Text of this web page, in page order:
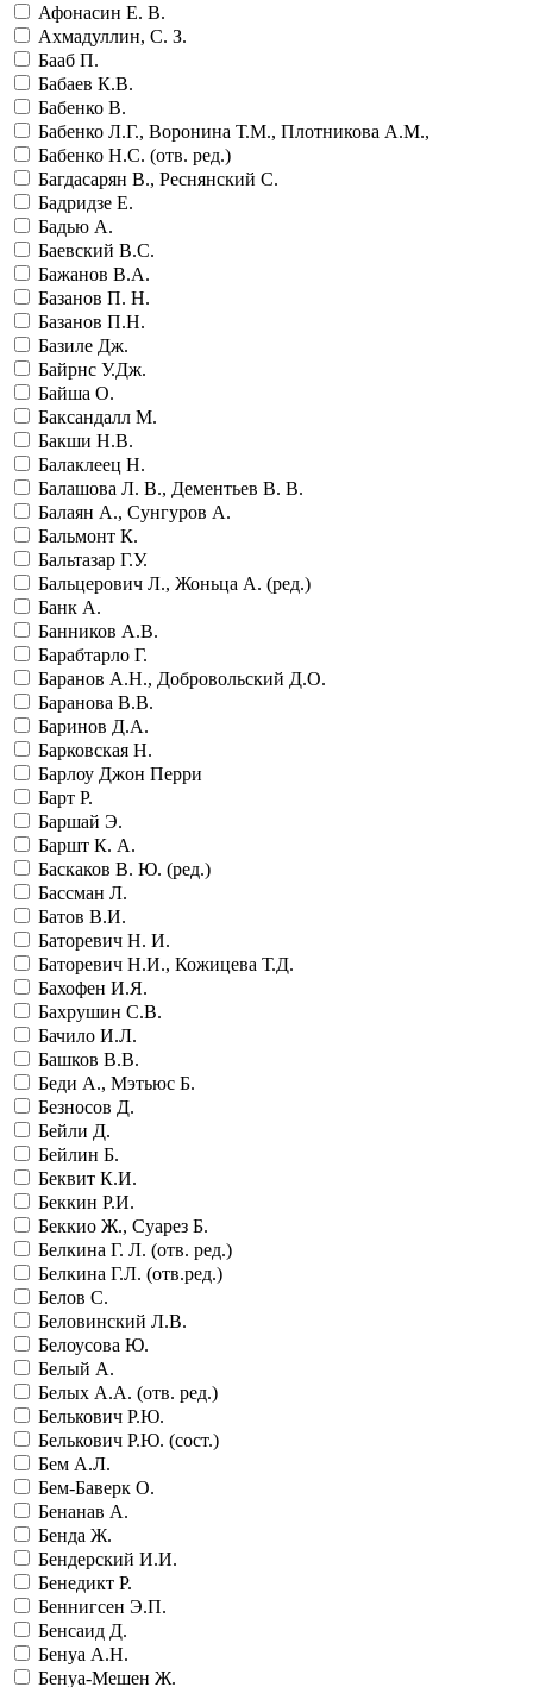
Афонасин Е. В.
Ахмадуллин, С. З.
Бааб П.
Бабаев К.В.
Бабенко В.
Бабенко Л.Г., Воронина Т.М., Плотникова А.М.,
Бабенко Н.С. (отв. ред.)
Багдасарян В., Реснянский С.
Бадридзе Е.
Бадью А.
Баевский В.С.
Бажанов В.А.
Базанов П. Н.
Базанов П.Н.
Базиле Дж.
Байрнс У.Дж.
Байша О.
Баксандалл М.
Бакши Н.В.
Балаклеец Н.
Балашова Л. В., Дементьев В. В.
Балаян А., Сунгуров А.
Бальмонт К.
Бальтазар Г.У.
Бальцерович Л., Жоньца А. (ред.)
Банк А.
Банников А.В.
Барабтарло Г.
Баранов А.Н., Добровольский Д.О.
Баранова В.В.
Баринов Д.А.
Барковская Н.
Барлоу Джон Перри
Барт Р.
Баршай Э.
Баршт К. А.
Баскаков В. Ю. (ред.)
Бассман Л.
Батов В.И.
Баторевич Н. И.
Баторевич Н.И., Кожицева Т.Д.
Бахофен И.Я.
Бахрушин С.В.
Бачило И.Л.
Башков В.В.
Беди А., Мэтьюс Б.
Безносов Д.
Бейли Д.
Бейлин Б.
Беквит К.И.
Беккин Р.И.
Беккио Ж., Суарез Б.
Белкина Г. Л. (отв. ред.)
Белкина Г.Л. (отв.ред.)
Белов С.
Беловинский Л.В.
Белоусова Ю.
Белый А.
Белых А.А. (отв. ред.)
Белькович Р.Ю.
Белькович Р.Ю. (сост.)
Бем А.Л.
Бем-Баверк О.
Бенанав А.
Бенда Ж.
Бендерский И.И.
Бенедикт Р.
Беннигсен Э.П.
Бенсаид Д.
Бенуа А.Н.
Бенуа-Мешен Ж.